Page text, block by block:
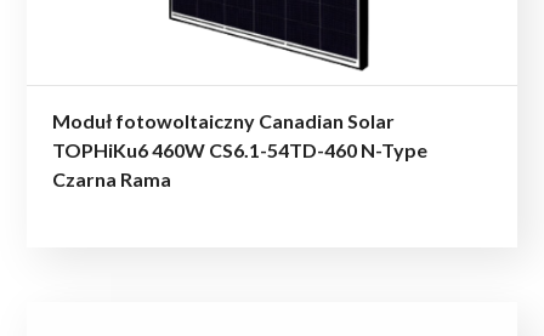
Moduł fotowoltaiczny Canadian Solar
TOPHiKu6 460W CS6.1-54TD-460 N-Type
Czarna Rama